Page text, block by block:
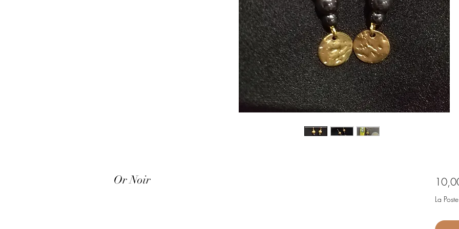
Or Noir
La Poste